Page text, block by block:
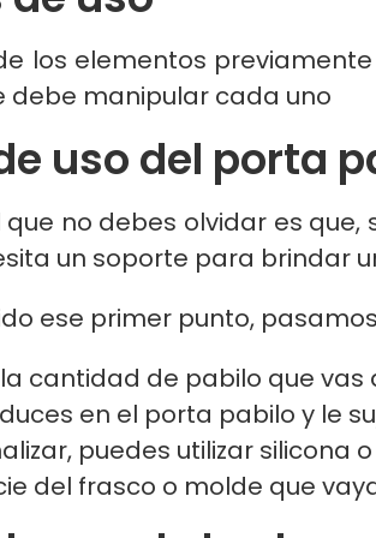
los elementos
debe manipular cada uno
uso del porta
que no debes olvidar es
un soporte para brindar
ese primer punto,
cantidad de pabilo que vas
en el porta pabilo y le
puedes utilizar
del frasco o molde que